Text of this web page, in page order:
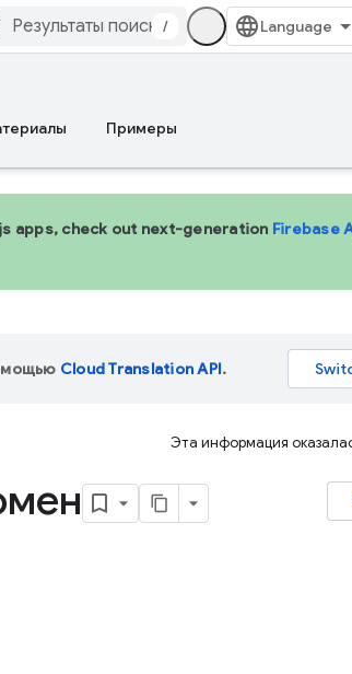
/
Примеры
apps, check out next-generation Firebase
Cloud Translation API.
Эта информация